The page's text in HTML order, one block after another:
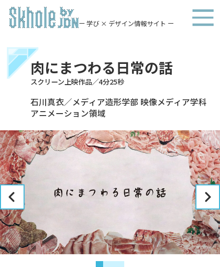
ー 学び × デザイン情報サイト ー
肉にまつわる日常の話
スクリーン上映作品／4分25秒
石川真衣／メディア造形学部 映像メディア学科
アニメーション領域